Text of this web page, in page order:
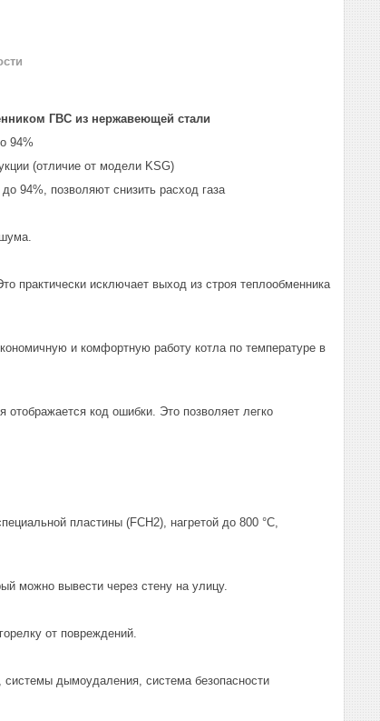
ГВС из нержавеющей стали
94%
(отличие от модели KSG)
94%, позволяют снизить расход газа
практически исключает выход из строя теплообменника
и комфортную работу котла по температуре в
отображается код ошибки. Это позволяет легко
пластины (FCH2), нагретой до 800 °С,
можно вывести через стену на улицу.
от повреждений.
системы дымоудаления, система безопасности